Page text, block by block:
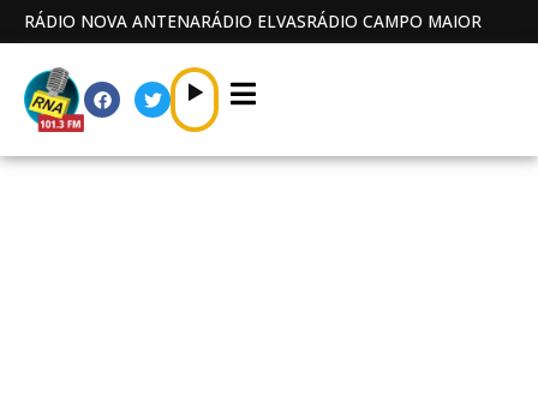
RÁDIO NOVA ANTENARÁDIO ELVASRÁDIO CAMPO MAIOR